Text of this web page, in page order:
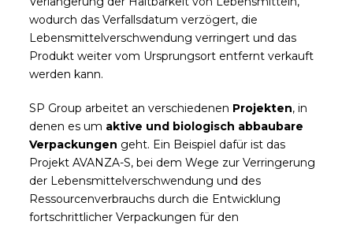
wodurch das Verfallsdatum verzögert, die
Lebensmittelverschwendung verringert und das
Produkt weiter vom Ursprungsort entfernt verkauft
werden kann.
SP Group arbeitet an verschiedenen Projekten, in
denen es um aktive und biologisch abbaubare
Verpackungen geht. Ein Beispiel dafür ist das
Projekt AVANZA-S, bei dem Wege zur Verringerung
der Lebensmittelverschwendung und des
Ressourcenverbrauchs durch die Entwicklung
fortschrittlicher Verpackungen für den